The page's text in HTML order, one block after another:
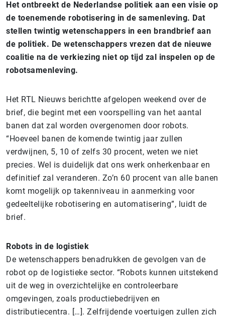
Het ontbreekt de Nederlandse politiek aan een visie op
de toenemende robotisering in de samenleving. Dat
stellen twintig wetenschappers in een brandbrief aan
de politiek. De wetenschappers vrezen dat de nieuwe
coalitie na de verkiezing niet op tijd zal inspelen op de
robotsamenleving.
Het RTL Nieuws berichtte afgelopen weekend over de
brief, die begint met een voorspelling van het aantal
banen dat zal worden overgenomen door robots.
“Hoeveel banen de komende twintig jaar zullen
verdwijnen, 5, 10 of zelfs 30 procent, weten we niet
precies. Wel is duidelijk dat ons werk onherkenbaar en
definitief zal veranderen. Zo’n 60 procent van alle banen
komt mogelijk op takenniveau in aanmerking voor
gedeeltelijke robotisering en automatisering”, luidt de
brief.
Robots in de logistiek
De wetenschappers benadrukken de gevolgen van de
robot op de logistieke sector. “Robots kunnen uitstekend
uit de weg in overzichtelijke en controleerbare
omgevingen, zoals productiebedrijven en
distributiecentra. […]. Zelfrijdende voertuigen zullen zich